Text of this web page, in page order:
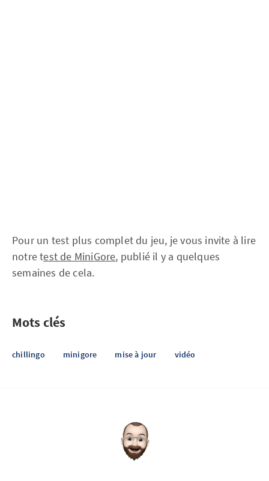
Pour un test plus complet du jeu, je vous invite à lire
notre test de MiniGore, publié il y a quelques
semaines de cela.
Mots clés
chillingo minigore mise à jour vidéo